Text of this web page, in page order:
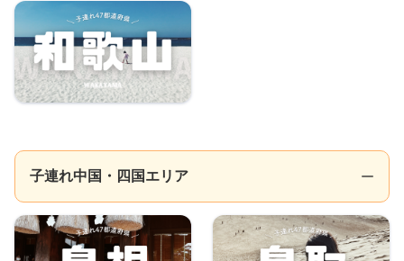
子連れ中国・四国エリア